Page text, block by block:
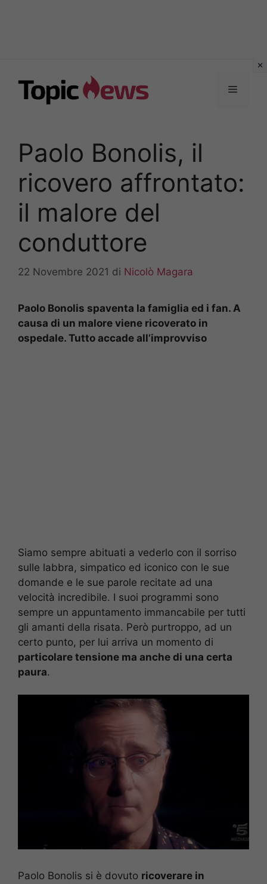
contenuto
Menu
Paolo Bonolis, il
ricovero affrontato:
il malore del
conduttore
22 Novembre 2021 di Nicolò Magara
Paolo Bonolis spaventa la famiglia ed i fan. A
causa di un malore viene ricoverato in
ospedale. Tutto accade all’improvviso
Siamo sempre abituati a vederlo con il sorriso
sulle labbra, simpatico ed iconico con le sue
domande e le sue parole recitate ad una
velocità incredibile. I suoi programmi sono
sempre un appuntamento immancabile per tutti
gli amanti della risata. Però purtroppo, ad un
certo punto, per lui arriva un momento di
particolare tensione ma anche di una certa
paura.
Paolo Bonolis si è dovuto ricoverare in